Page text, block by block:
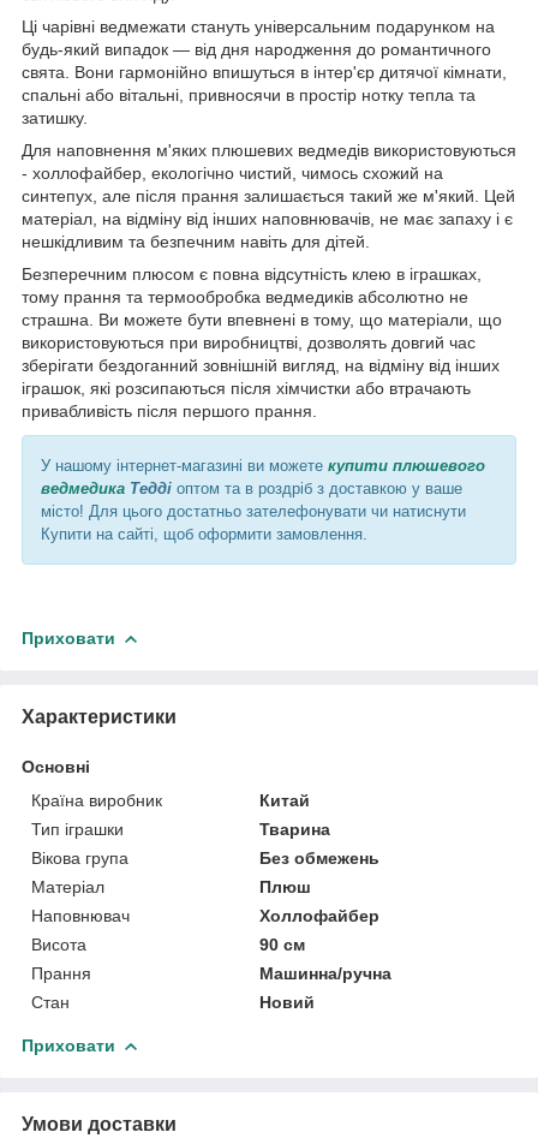
Ці чарівні ведмежати стануть універсальним подарунком на
будь-який випадок — від дня народження до романтичного
свята. Вони гармонійно впишуться в інтер'єр дитячої кімнати,
спальні або вітальні, привносячи в простір нотку тепла та
затишку.
Для наповнення м'яких плюшевих ведмедів використовуються
- холлофайбер, екологічно чистий, чимось схожий на
синтепух, але після прання залишається такий же м'який. Цей
матеріал, на відміну від інших наповнювачів, не має запаху і є
нешкідливим та безпечним навіть для дітей.
Безперечним плюсом є повна відсутність клею в іграшках,
тому прання та термообробка ведмедиків абсолютно не
страшна. Ви можете бути впевнені в тому, що матеріали, що
використовуються при виробництві, дозволять довгий час
зберігати бездоганний зовнішній вигляд, на відміну від інших
іграшок, які розсипаються після хімчистки або втрачають
привабливість після першого прання.
У нашому інтернет-магазині ви можете купити плюшевого
ведмедика Тедді оптом та в роздріб з доставкою у ваше
місто! Для цього достатньо зателефонувати чи натиснути
Купити на сайті, щоб оформити замовлення.
Приховати
Характеристики
Основні
Країна виробник
Китай
Тип іграшки
Тварина
Вікова група
Без обмежень
Матеріал
Плюш
Наповнювач
Холлофайбер
Висота
90 см
Прання
Машинна/ручна
Стан
Новий
Приховати
Умови доставки